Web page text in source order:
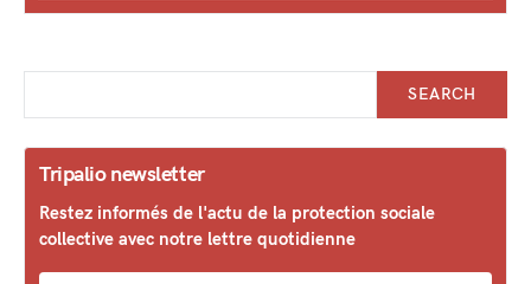
SEARCH
Tripalio newsletter
Restez informés de l'actu de la protection sociale
collective avec notre lettre quotidienne